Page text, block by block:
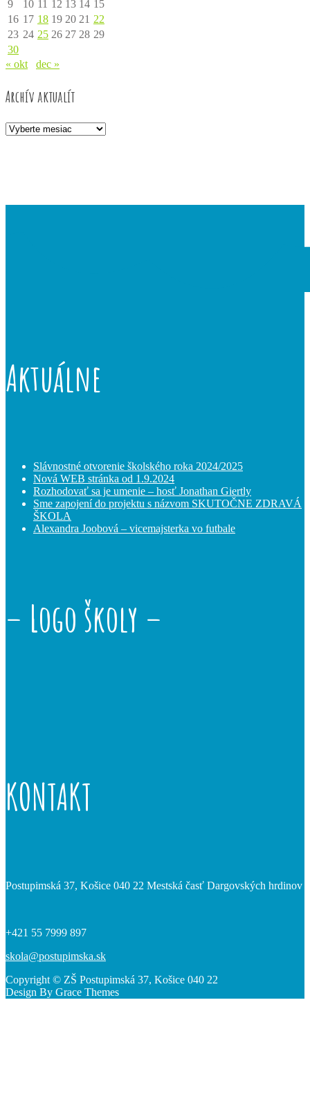
9 10 11 12 13 14 15
16 17 18 19 20 21 22
23 24 25 26 27 28 29
30
« okt
dec »
Archív aktualít
Archív
Aktuálne
Slávnostné otvorenie školského roka 2024/2025
Nová WEB stránka od 1.9.2024
Rozhodovať sa je umenie – hosť Jonathan Giertly
Sme zapojení do projektu s názvom SKUTOČNE ZDRAVÁ
ŠKOLA
Alexandra Joobová – vicemajsterka vo futbale
– Logo školy –
KONTAKT
Postupimská 37, Košice 040 22 Mestská časť Dargovských hrdinov
+421 55 7999 897
skola@postupimska.sk
Copyright © ZŠ Postupimská 37, Košice 040 22
Design By Grace Themes